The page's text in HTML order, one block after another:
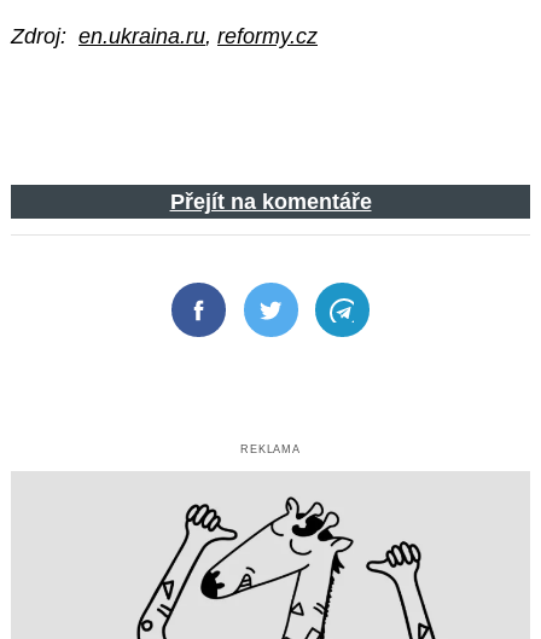
Zdroj: en.ukraina.ru, reformy.cz
Přejít na komentáře
FacebookTwitter Telegram
REKLAMA